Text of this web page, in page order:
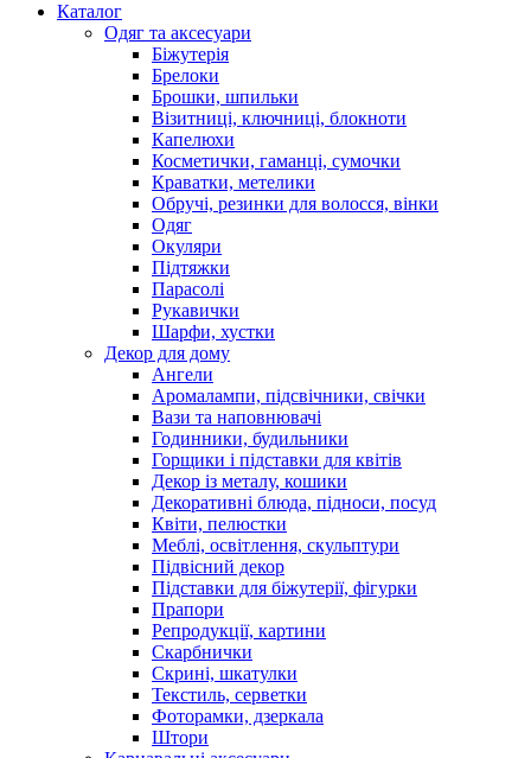
Каталог
Oдяг та аксесуари
Біжутерія
Брелоки
Брошки, шпильки
Візитниці, ключниці, блокноти
Капелюхи
Косметички, гаманці, сумочки
Краватки, метелики
Обручі, резинки для волосся, вінки
Одяг
Окуляри
Підтяжки
Парасолі
Рукавички
Шарфи, хустки
Декор для дому
Ангели
Аромалампи, підсвічники, свічки
Вази та наповнювачі
Годинники, будильники
Горщики і підставки для квітів
Декор із металу, кошики
Декоративні блюда, підноси, посуд
Квіти, пелюстки
Меблі, освітлення, скульптури
Підвісний декор
Підставки для біжутерії, фігурки
Прапори
Репродукції, картини
Скарбнички
Скрині, шкатулки
Текстиль, серветки
Фоторамки, дзеркала
Штори